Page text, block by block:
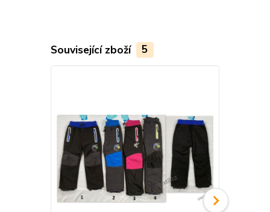
Související zboží 5